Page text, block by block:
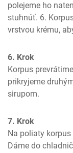
polejeme ho
stuhnúť. 6.
vrstvou krému,
6. Krok
Korpus
prikryjeme
sirupom.
7. Krok
Na poliaty
Dáme do